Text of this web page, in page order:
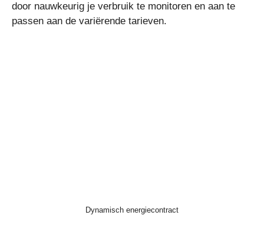
door nauwkeurig je verbruik te monitoren en aan te
passen aan de variërende tarieven.
Dynamisch energiecontract